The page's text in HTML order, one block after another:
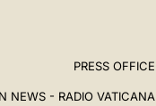
PRESS OFFICE
NEWS - RADIO VATICANA